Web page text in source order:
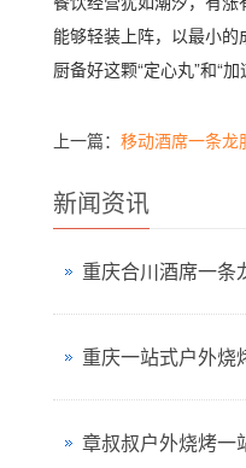
能够轻装上阵，以最小
厨备好这颗“定心丸”和“加
上一篇： 移动酒席一条龙
新闻资讯
重庆合川酒席一条
重庆一站式户外烧
章叔叔户外烧烤一